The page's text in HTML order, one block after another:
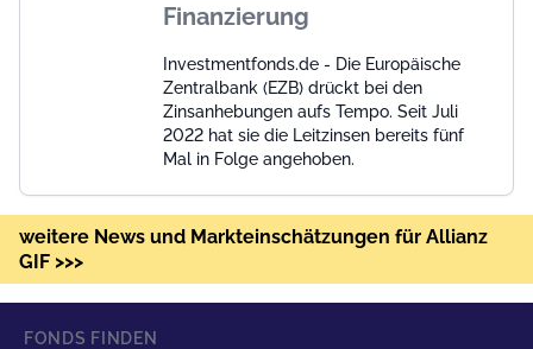
Finanzierung
Investmentfonds.de - Die Europäische
Zentralbank (EZB) drückt bei den
Zinsanhebungen aufs Tempo. Seit Juli
2022 hat sie die Leitzinsen bereits fünf
Mal in Folge angehoben.
weitere News und Markteinschätzungen für Allianz
GIF >>>
FONDS FINDEN